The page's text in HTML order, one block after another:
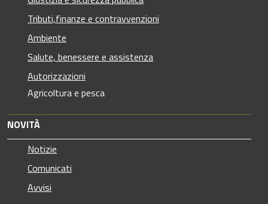
Tributi,finanze e contravvenzioni
Ambiente
Salute, benessere e assistenza
Autorizzazioni
Agricoltura e pesca
NOVITÀ
Notizie
Comunicati
Avvisi